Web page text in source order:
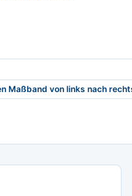
Maßband von links nach